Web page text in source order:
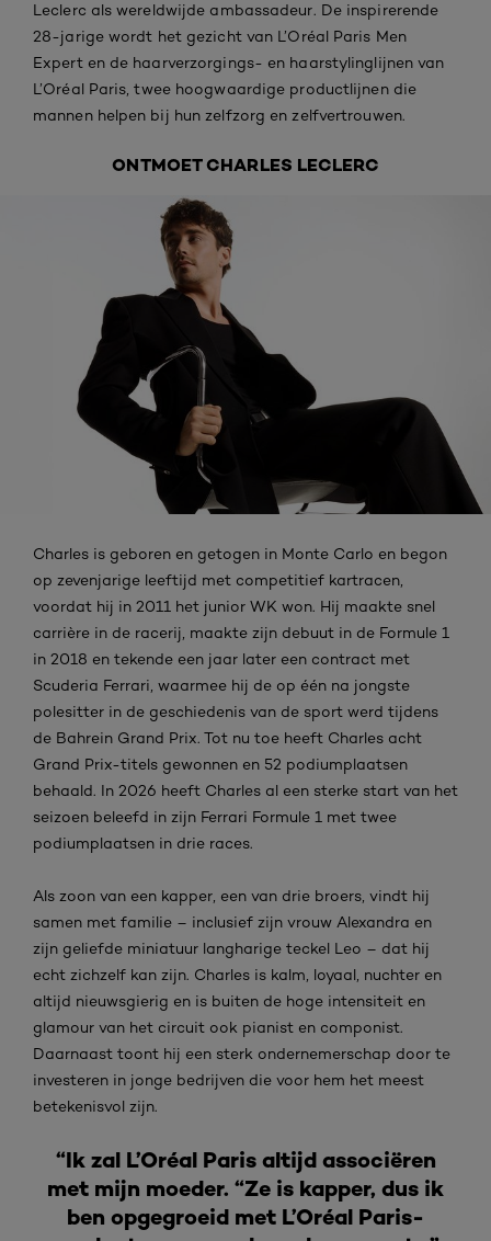
Leclerc als wereldwijde ambassadeur. De inspirerende
28-jarige wordt het gezicht van L’Oréal Paris Men
Expert en de haarverzorgings- en haarstylinglijnen van
L’Oréal Paris, twee hoogwaardige productlijnen die
mannen helpen bij hun zelfzorg en zelfvertrouwen.
ONTMOET CHARLES LECLERC
Charles is geboren en getogen in Monte Carlo en begon
op zevenjarige leeftijd met competitief kartracen,
voordat hij in 2011 het junior WK won. Hij maakte snel
carrière in de racerij, maakte zijn debuut in de Formule 1
in 2018 en tekende een jaar later een contract met
Scuderia Ferrari, waarmee hij de op één na jongste
polesitter in de geschiedenis van de sport werd tijdens
de Bahrein Grand Prix. Tot nu toe heeft Charles acht
Grand Prix-titels gewonnen en 52 podiumplaatsen
behaald. In 2026 heeft Charles al een sterke start van het
seizoen beleefd in zijn Ferrari Formule 1 met twee
podiumplaatsen in drie races.
Als zoon van een kapper, een van drie broers, vindt hij
samen met familie – inclusief zijn vrouw Alexandra en
zijn geliefde miniatuur langharige teckel Leo – dat hij
echt zichzelf kan zijn. Charles is kalm, loyaal, nuchter en
altijd nieuwsgierig en is buiten de hoge intensiteit en
glamour van het circuit ook pianist en componist.
Daarnaast toont hij een sterk ondernemerschap door te
investeren in jonge bedrijven die voor hem het meest
betekenisvol zijn.
“Ik zal L’Oréal Paris altijd associëren
met mijn moeder. “Ze is kapper, dus ik
ben opgegroeid met L’Oréal Paris-